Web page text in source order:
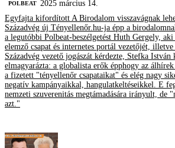
‎POLBEAT 2025 március 14.
Egyfajta kifordított A Birodalom visszavágnak
Századvég új Tényellenőr.hu-ja épp a
a legutóbbi Polbeat-beszélgetést Huth Gergely,
elemző csapat és internetes portál vezetőjét,
Századvég vezető jogászát kérdezte, Stefka
elmagyarázta: a globalista erők épphogy az álhírek
a fizetett "tényellenőr csapataikat" és elég nagy
negatív kampányaikkal, hangulatkeltéseikkel. E
nemzeti szuverenitás megtámadására irányult, de
azt."